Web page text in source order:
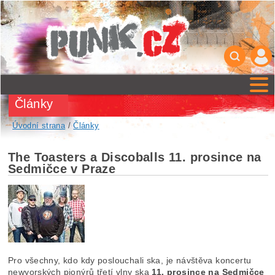
Články
Úvodní strana/Články
The Toasters a Discoballs 11. prosince na
Sedmičce v Praze
Pro všechny, kdo kdy poslouchali ska, je návštěva koncertu
newyorských pionýrů třetí vlny ska11. prosince na Sedmičce